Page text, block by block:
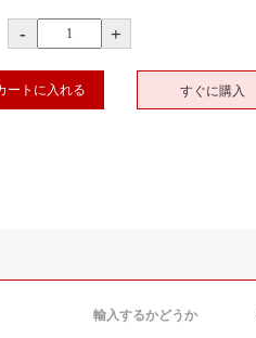
- +
ートに入れる すぐに購入
輸入するかどうか